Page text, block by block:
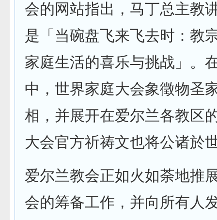
会的网站指出，马丁总主教
是「当碗盘飞来飞去时：教
家庭生活的喜乐与挑战」。
中，世界家庭大会象徵物圣
相，并展开在爱尔兰各教区
大会官方祈祷文也将公诸於
爱尔兰教会正如火如荼地推
会的筹备工作，并向所有人